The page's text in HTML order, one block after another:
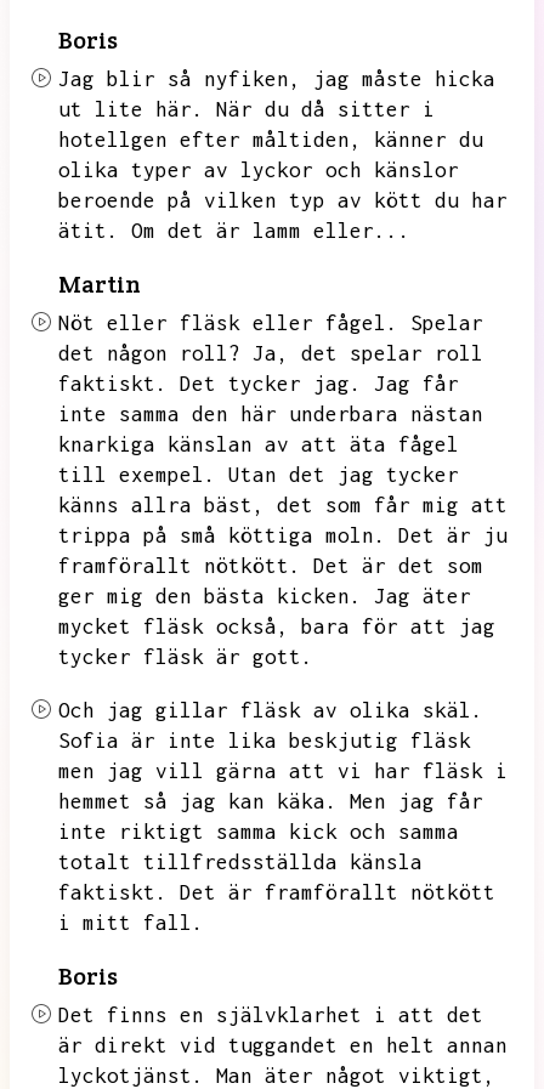
Boris
Jag blir så nyfiken,
jag måste hicka
ut lite här.
När du då sitter i
hotellgen efter måltiden,
känner du
olika typer av lyckor och känslor
beroende på vilken typ av kött du har
ätit.
Om det är lamm eller...
Martin
Nöt eller fläsk eller fågel.
Spelar
det någon roll? Ja,
det spelar roll
faktiskt.
Det tycker jag.
Jag får
inte samma den här underbara nästan
knarkiga känslan av att äta fågel
till exempel.
Utan det jag tycker
känns allra bäst,
det som får mig att
trippa på små köttiga moln.
Det är ju
framförallt nötkött.
Det är det som
ger mig den bästa kicken.
Jag äter
mycket fläsk också,
bara för att jag
tycker fläsk är gott.
Och jag gillar fläsk av olika skäl.
Sofia är inte lika beskjutig fläsk
men jag vill gärna att vi har fläsk i
hemmet så jag kan käka.
Men jag får
inte riktigt samma kick och samma
totalt tillfredsställda känsla
faktiskt.
Det är framförallt nötkött
i mitt fall.
Boris
Det finns en självklarhet i att det
är direkt vid tuggandet en helt annan
lyckotjänst.
Man äter något viktigt,